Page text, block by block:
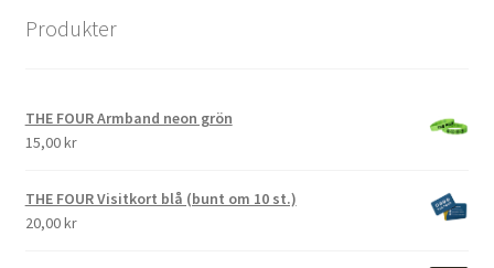
Produkter
THE FOUR Armband neon grön
15,00kr
THE FOUR Visitkort blå (bunt om 10 st.)
20,00kr